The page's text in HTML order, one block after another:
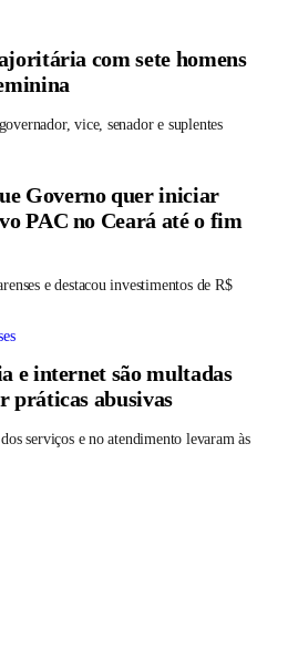
com sete homens
vice, senador e suplentes
Governo quer iniciar
PAC no Ceará até o fim
e destacou investimentos de R$
e internet são multadas
práticas abusivas
serviços e no atendimento levaram às